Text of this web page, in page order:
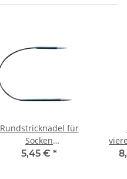
Rundstricknadel für
Socken
Strumpfstricknadel
5,45 € *